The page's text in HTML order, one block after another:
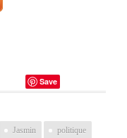
Save
Jasmin politique